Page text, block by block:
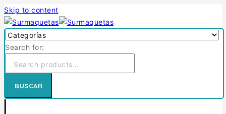
Skip to content
Search for:
BUSCAR